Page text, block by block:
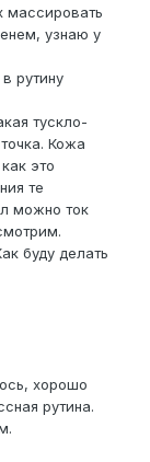
массировать
узнаю у
рутину
тускло-
Кожа
это
те
можно ток
буду делать
хорошо
рутина.